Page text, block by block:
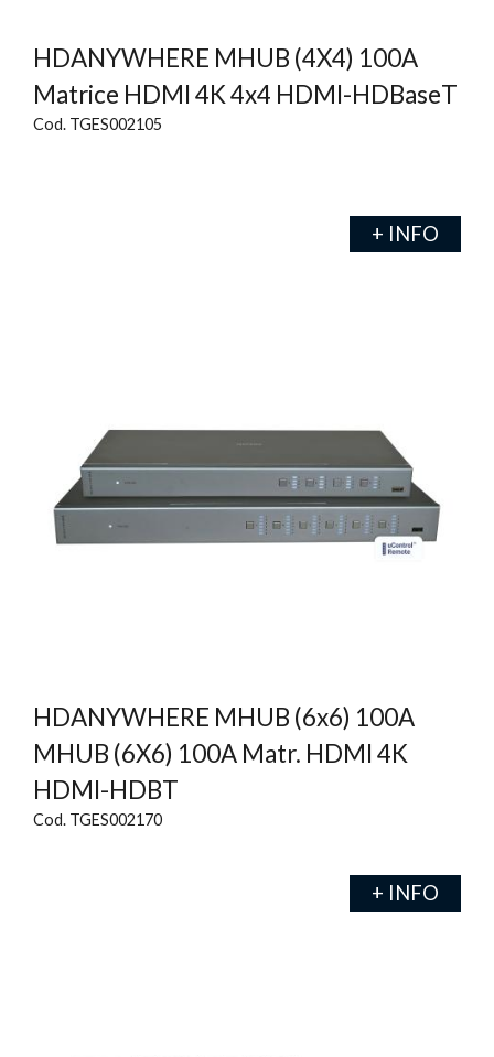
HDANYWHERE MHUB (4X4) 100A
Matrice HDMI 4K 4x4 HDMI-HDBaseT
Cod. TGES002105
+ INFO
HDANYWHERE MHUB (6x6) 100A
MHUB (6X6) 100A Matr. HDMI 4K
HDMI-HDBT
Cod. TGES002170
+ INFO